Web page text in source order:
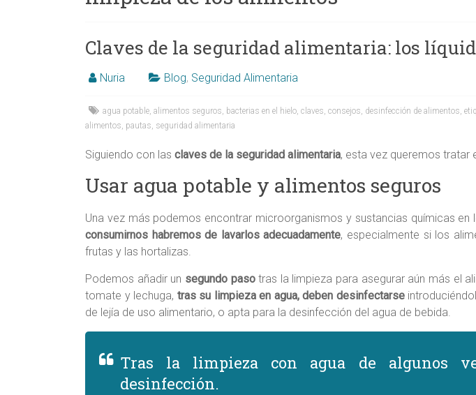
Medioambiente
en
Alicante,
Elche,
Ortega
Claves de la seguridad alimentaria: los
Nuria Blog, Seguridad Alimentaria
agua potable, alimentos seguros, bacterias en el hielo, claves, consejos, desinfección de alimentos,
alimentos, pautas, seguridad alimentaria
Siguiendo con las claves de la seguridad alimentaria, esta vez queremos tratar
Usar agua potable y alimentos seguros
Una vez más podemos encontrar microorganismos y sustancias químicas en
consumirnos habremos de lavarlos adecuadamente, especialmente si los
frutas y las hortalizas.
Podemos añadir un segundo pasotras la limpieza para asegurar aún más el
tomate y lechuga, tras su limpieza en agua, deben desinfectarse
de lejía de uso alimentario, o apta para la desinfección del agua de bebida.
Tras la limpieza con agua de algunos
desinfección.